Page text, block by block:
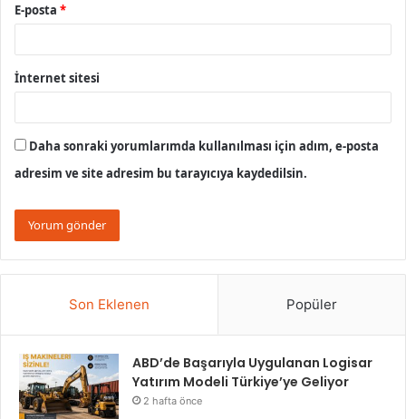
E-posta *
İnternet sitesi
Daha sonraki yorumlarımda kullanılması için adım, e-posta
adresim ve site adresim bu tarayıcıya kaydedilsin.
Son Eklenen Popüler
ABD’de Başarıyla Uygulanan Logisar
Yatırım Modeli Türkiye’ye Geliyor
2 hafta önce